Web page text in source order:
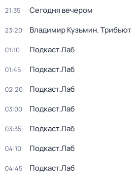
21:35 Сегодня вечером
23:20 Владимир Кузьмин. Трибьют
01:10 Подкаст.Лаб
01:45 Подкаст.Лаб
02:20 Подкаст.Лаб
03:00 Подкаст.Лаб
03:35 Подкаст.Лаб
04:10 Подкаст.Лаб
04:45 Подкаст.Лаб